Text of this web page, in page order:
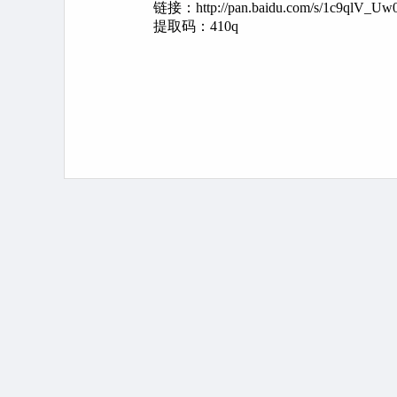
链接：http://pan.baidu.com/s/
提取码：410q